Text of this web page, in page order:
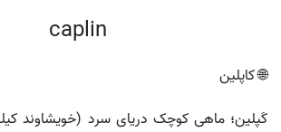
caplin
🌐 کاپلین
کَپلین؛ ماهی کوچک دریای سرد (خویشاوند